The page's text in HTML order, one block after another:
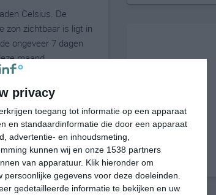
privacy
toegang tot informatie op een apparaat
en standaardinformatie die door een apparaat
advertentie- en inhoudsmeting,
kunnen wij en onze 1538 partners
van apparatuur. Klik hieronder om
gegevens voor deze doeleinden.
gedetailleerde informatie te bekijken en uw
Celsius. De
zon zichtbaar is ligt in
ongeveer 7 dagen
maand.
Celsius. De
zichtbaar is ligt in
ongeveer 9 dagen
deze maand.